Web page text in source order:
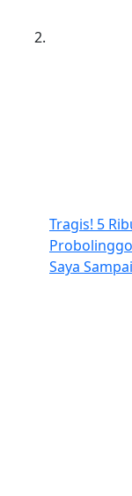
Tragis! 5
Saya